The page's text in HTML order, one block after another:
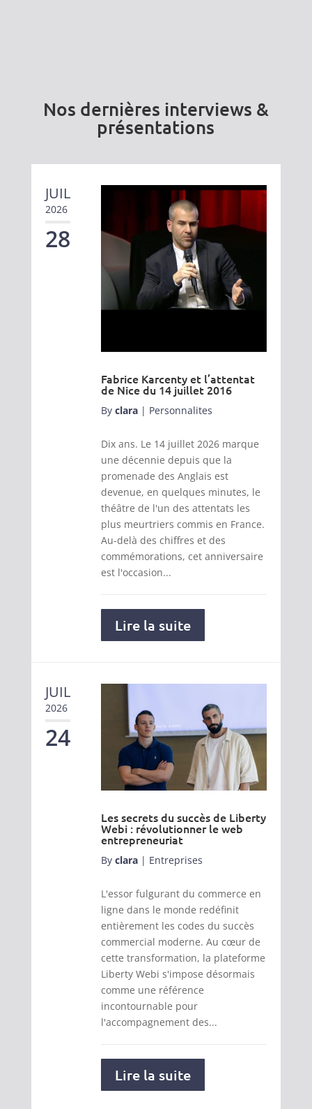
Nos dernières interviews &
présentations
JUIL
2026
28
Fabrice Karcenty et l’attentat
de Nice du 14 juillet 2016
By clara| Personnalites
Dix ans. Le 14 juillet 2026 marque
une décennie depuis que la
promenade des Anglais est
devenue, en quelques minutes, le
théâtre de l'un des attentats les
plus meurtriers commis en France.
Au-delà des chiffres et des
commémorations, cet anniversaire
est l'occasion...
Lire la suite
JUIL
2026
24
Les secrets du succès de Liberty
Webi : révolutionner le web
entrepreneuriat
By clara| Entreprises
L'essor fulgurant du commerce en
ligne dans le monde redéfinit
entièrement les codes du succès
commercial moderne. Au cœur de
cette transformation, la plateforme
Liberty Webi s'impose désormais
comme une référence
incontournable pour
l'accompagnement des...
Lire la suite